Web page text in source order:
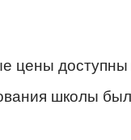
цены
школы